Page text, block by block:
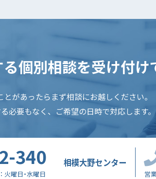
個別相談を受け付け
とがあったらまず相談にお越しください。
必要もなく、ご希望の日時で対応します。
340
火曜日・水曜日
相模大野センター
営